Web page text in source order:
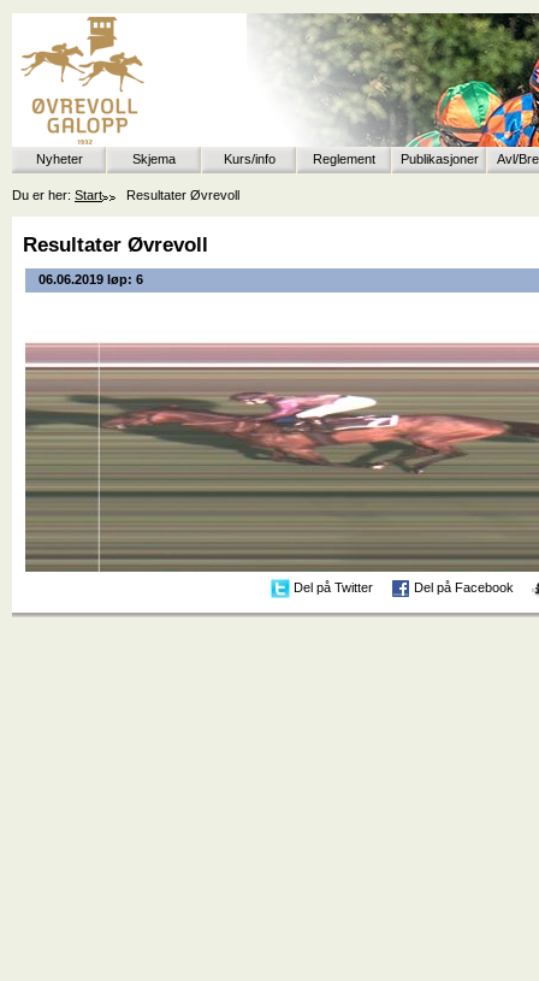
Nyheter Skjema Kurs/info Reglement Publikasjoner Avl/
Du er her: Start Resultater Øvrevoll
Resultater Øvrevoll
06.06.2019 løp: 6
Del på Twitter Del på Facebook